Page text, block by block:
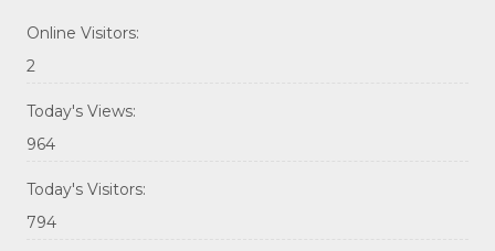
Online Visitors:
2
Today's Views:
964
Today's Visitors:
794